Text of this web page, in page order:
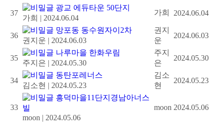
37
광교 에듀타운 50단지
가희 | 2024.06.04
가희 2024.06.04
36
망포동 동수원자이2차
권지운 | 2024.06.03
권지
운
2024.06.03
35
나루마을 한화우림
주지은 | 2024.05.30
주지
은
2024.05.30
34
동탄포레너스
김소현 | 2024.05.23
김소
현
2024.05.23
33
흥덕마을11단지경남아너스
빌
moon | 2024.05.06
moon 2024.05.06